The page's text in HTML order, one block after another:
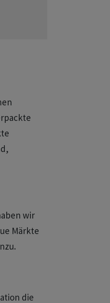
wir
Märkte
die